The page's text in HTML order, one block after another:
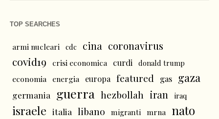
TOP SEARCHES
armi nucleari cdc cina coronavirus
covid19 crisi economica curdi donald trump
economia energia europa featured gas gaza
germania guerra hezbollah iran iraq
israele italia libano migranti mrna nato